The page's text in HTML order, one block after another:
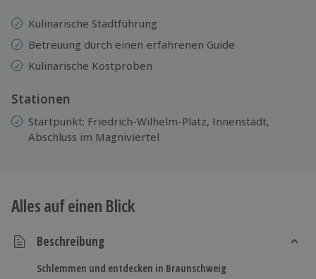
Kulinarische Stadtführung
Betreuung durch einen erfahrenen Guide
Kulinarische Kostproben
Stationen
Startpunkt: Friedrich-Wilhelm-Platz, Innenstadt,
Abschluss im Magniviertel
Alles auf einen Blick
Beschreibung
Schlemmen und entdecken in Braunschweig